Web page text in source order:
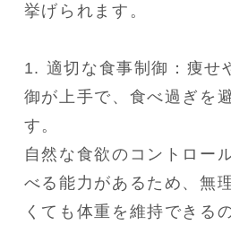
挙げられます。
1. 適切な食事制御：痩せ
御が上手で、食べ過ぎを
す。
自然な食欲のコントロー
べる能力があるため、無
くても体重を維持できる